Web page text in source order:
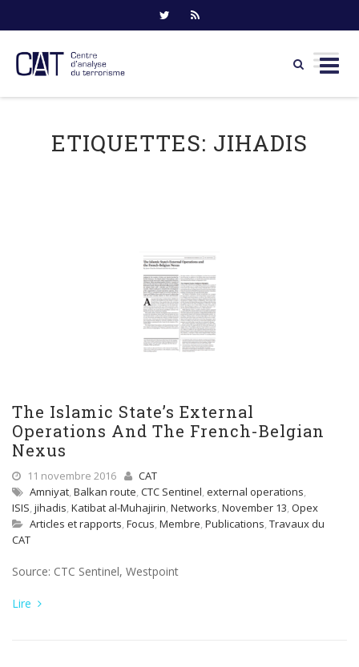
ETIQUETTES: JIHADIS
The Islamic State’s External
Operations And The French-Belgian
Nexus
11 novembre 2016
CAT
Amniyat, Balkan route, CTC Sentinel, external operations,
ISIS, jihadis, Katibat al-Muhajirin, Networks, November 13, Opex
Articles et rapports, Focus, Membre, Publications, Travaux du
CAT
Source: CTC Sentinel, Westpoint
Lire